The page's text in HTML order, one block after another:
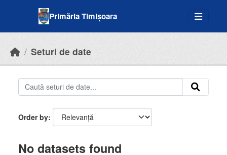
Primăria Timișoara
Seturi de date
Order by
No datasets found